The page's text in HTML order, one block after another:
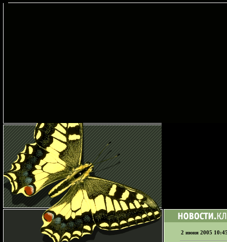
2 июня 2005